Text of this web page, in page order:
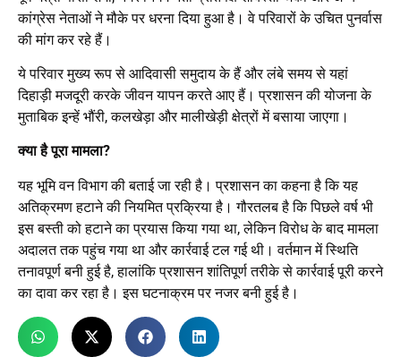
कांग्रेस नेताओं ने मौके पर धरना दिया हुआ है। वे परिवारों के उचित पुनर्वास
की मांग कर रहे हैं।
ये परिवार मुख्य रूप से आदिवासी समुदाय के हैं और लंबे समय से यहां
दिहाड़ी मजदूरी करके जीवन यापन करते आए हैं। प्रशासन की योजना के
मुताबिक इन्हें भौंरी, कलखेड़ा और मालीखेड़ी क्षेत्रों में बसाया जाएगा।
क्या है पूरा मामला?
यह भूमि वन विभाग की बताई जा रही है। प्रशासन का कहना है कि यह
अतिक्रमण हटाने की नियमित प्रक्रिया है। गौरतलब है कि पिछले वर्ष भी
इस बस्ती को हटाने का प्रयास किया गया था, लेकिन विरोध के बाद मामला
अदालत तक पहुंच गया था और कार्रवाई टल गई थी। वर्तमान में स्थिति
तनावपूर्ण बनी हुई है, हालांकि प्रशासन शांतिपूर्ण तरीके से कार्रवाई पूरी करने
का दावा कर रहा है। इस घटनाक्रम पर नजर बनी हुई है।